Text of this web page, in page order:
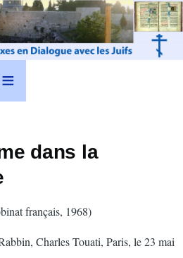
dans la
français, 1968)
Charles Touati, Paris, le 23 mai